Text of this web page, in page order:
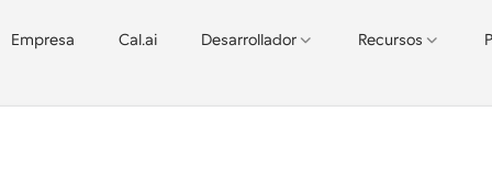
Empresa Cal.ai Desarrollador Recursos